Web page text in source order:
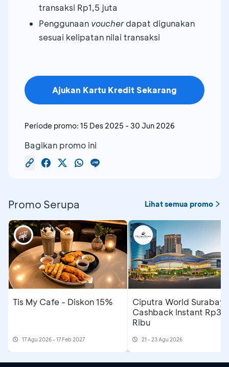
transaksi Rp1,5 juta
Penggunaan voucherdapat digunakan
sesuai kelipatan nilai transaksi
Ajukan Kartu Kredit Sekarang
Periode promo: 15 Des 2025 - 30 Jun 2026
Bagikan promo ini
Promo Serupa Lihat semua promo
Tis My Cafe - Diskon 15%
17 Agu 2026 - 17 Feb 2027
Ciputra World
Cashback Instant Rp30
Ribu
21 - 23 Agu 2026